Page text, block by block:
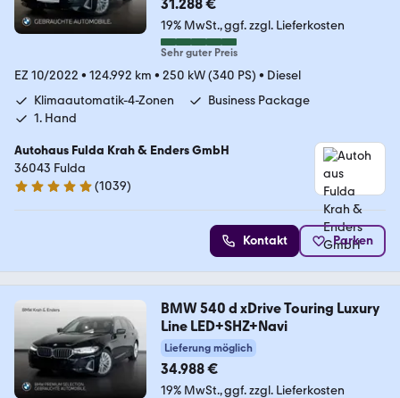
31.288 €
19% MwSt. ggf. zzgl. Lieferkosten
Sehr guter Preis
EZ 10/2022 • 124.992 km • 250 kW (340 PS) • Diesel
Klimaautomatik-4-Zonen
Business Package
1. Hand
Autohaus Fulda Krah & Enders GmbH
36043 Fulda
4.9 Sterne
(1039)
Kontakt Parken
BMW 540 d xDrive Touring Luxury
Line LED+SHZ+Navi
Lieferung möglich
34.988 €
19% MwSt. ggf. zzgl. Lieferkosten